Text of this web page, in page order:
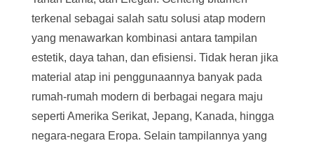
terkenal sebagai salah satu solusi atap modern
yang menawarkan kombinasi antara tampilan
estetik, daya tahan, dan efisiensi. Tidak heran jika
material atap ini penggunaannya banyak pada
rumah-rumah modern di berbagai negara maju
seperti Amerika Serikat, Jepang, Kanada, hingga
negara-negara Eropa. Selain tampilannya yang